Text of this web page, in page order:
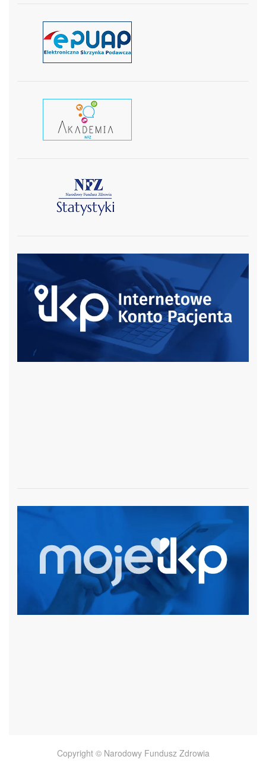
czytaj więcej
czytaj więcej
czytaj więcej
czytaj więcej
Copyright © Narodowy Fundusz Zdrowia